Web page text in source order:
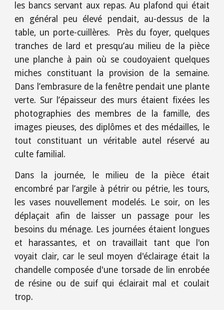
les bancs servant aux repas. Au plafond qui était
en général peu élevé pendait, au-dessus de la
table, un porte-cuillères. Près du foyer, quelques
tranches de lard et presqu’au milieu de la pièce
une planche à pain où se coudoyaient quelques
miches constituant la provision de la semaine.
Dans l’embrasure de la fenêtre pendait une plante
verte. Sur l’épaisseur des murs étaient fixées les
photographies des membres de la famille, des
images pieuses, des diplômes et des médailles, le
tout constituant un véritable autel réservé au
culte familial.
Dans la journée, le milieu de la pièce était
encombré par l’argile à pétrir ou pétrie, les tours,
les vases nouvellement modelés. Le soir, on les
déplaçait afin de laisser un passage pour les
besoins du ménage. Les journées étaient longues
et harassantes, et on travaillait tant que l'on
voyait clair, car le seul moyen d'éclairage était la
chandelle composée d'une torsade de lin enrobée
de résine ou de suif qui éclairait mal et coulait
trop.